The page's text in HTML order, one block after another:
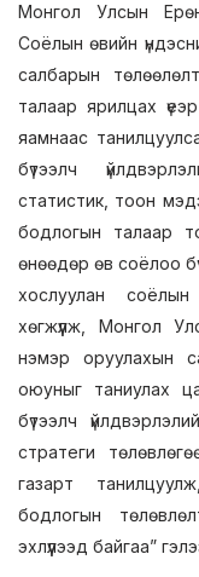
Монгол Улсын
Соёлын өвийн
салбарын
талаар ярилцах
яамнаас
бүтээлч
статистик, тоон
бодлогын талаар
өнөөдөр өв соёлоо
хослуулан соёлын
хөгжүүлж, Монгол
нэмэр оруулахын
оюуныг таниулах
бүтээлч
стратеги
газарт
бодлогын
эхлүүлээд байгаа”